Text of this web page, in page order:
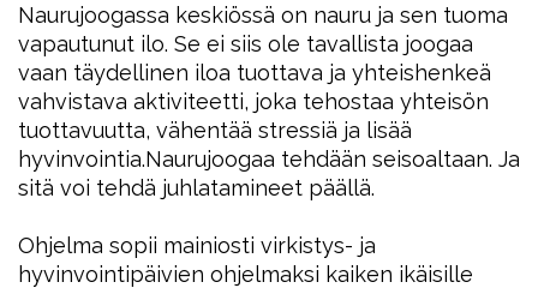
Naurujoogassa keskiössä on nauru ja sen tuoma
vapautunut ilo. Se ei siis ole tavallista joogaa
vaan täydellinen iloa tuottava ja yhteishenkeä
vahvistava aktiviteetti, joka tehostaa yhteisön
tuottavuutta, vähentää stressiä ja lisää
hyvinvointia.Naurujoogaa tehdään seisoaltaan. Ja
sitä voi tehdä juhlatamineet päällä.
Ohjelma sopii mainiosti virkistys- ja
hyvinvointipäivien ohjelmaksi kaiken ikäisille